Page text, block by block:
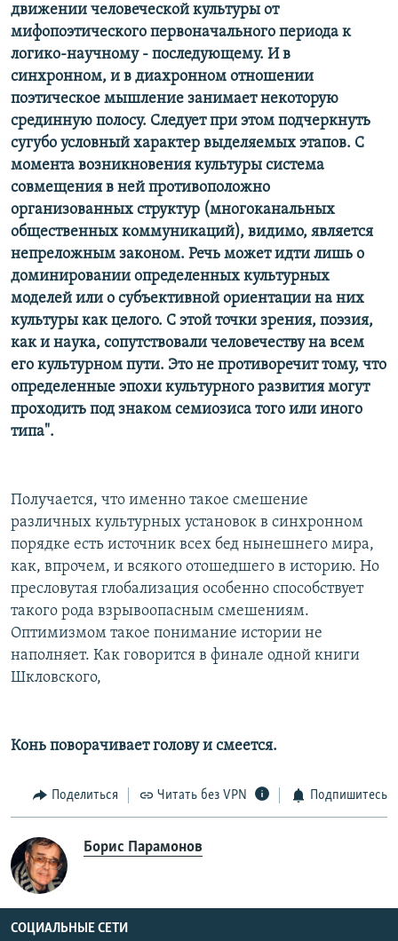
движении человеческой культуры от
мифопоэтического первоначального периода к
логико-научному - последующему. И в
синхронном, и в диахронном отношении
поэтическое мышление занимает некоторую
срединную полосу. Следует при этом подчеркнуть
сугубо условный характер выделяемых этапов. С
момента возникновения культуры система
совмещения в ней противоположно
организованных структур (многоканальных
общественных коммуникаций), видимо, является
непреложным законом. Речь может идти лишь о
доминировании определенных культурных
моделей или о субъективной ориентации на них
культуры как целого. С этой точки зрения, поэзия,
как и наука, сопутствовали человечеству на всем
его культурном пути. Это не противоречит тому, что
определенные эпохи культурного развития могут
проходить под знаком семиозиса того или иного
типа".
Получается, что именно такое смешение
различных культурных установок в синхронном
порядке есть источник всех бед нынешнего мира,
как, впрочем, и всякого отошедшего в историю. Но
пресловутая глобализация особенно способствует
такого рода взрывоопасным смешениям.
Оптимизмом такое понимание истории не
наполняет. Как говорится в финале одной книги
Шкловского,
Конь поворачивает голову и смеется.
Поделиться Читать без VPN Подпишитесь
Борис Парамонов
СОЦИАЛЬНЫЕ СЕТИ